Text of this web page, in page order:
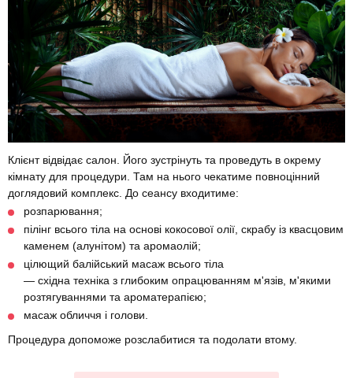
Клієнт відвідає салон. Його зустрінуть та проведуть в окрему
кімнату для процедури. Там на нього чекатиме повноцінний
доглядовий комплекс. До сеансу входитиме:
розпарювання;
пілінг всього тіла на основі кокосової олії, скрабу із квасцовим
каменем (алунітом) та аромаолій;
цілющий балійський масаж всього тіла
— східна техніка з глибоким опрацюванням м'язів, м'якими
розтягуваннями та ароматерапією;
масаж обличчя і голови.
Процедура допоможе розслабитися та подолати втому.